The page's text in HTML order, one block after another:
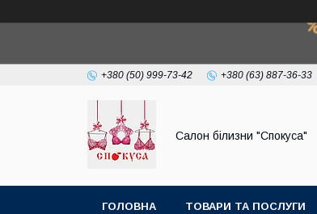
+380 (50) 999-73-42 +380 (63) 887-36-33
Салон білизни "Спокуса"
ГОЛОВНА ТОВАРИ ТА ПОСЛУГИ